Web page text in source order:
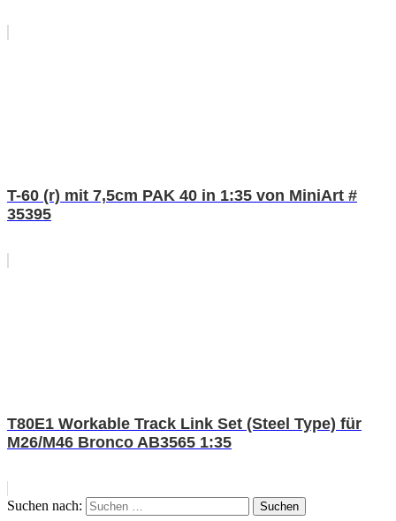
T-60 (r) mit 7,5cm PAK 40 in 1:35 von MiniArt #
35395
T80E1 Workable Track Link Set (Steel Type) für
M26/M46 Bronco AB3565 1:35
Suchen nach: Suchen